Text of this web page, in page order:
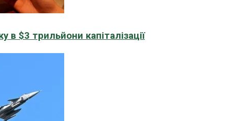
в $3 трильйони капіталізації